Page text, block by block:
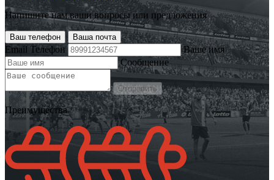
Напишите нам ваши вопросы или предложения
Ваш телефон Ваша почта
Email Телефон
Ваше имя
Сообщение
Отправить
Преимущества